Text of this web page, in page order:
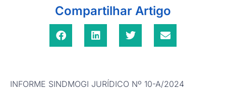
Compartilhar Artigo
INFORME SINDMOGI JURÍDICO Nº 10-A/2024